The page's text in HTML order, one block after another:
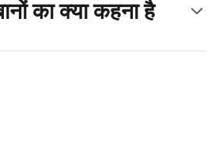
का क्या कहना है
जुड़ें